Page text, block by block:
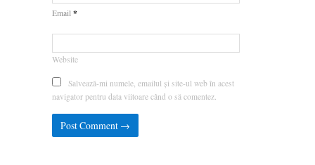
Email *
Website
Salvează-mi numele, emailul și site-ul web în acest
navigator pentru data viitoare când o să comentez.